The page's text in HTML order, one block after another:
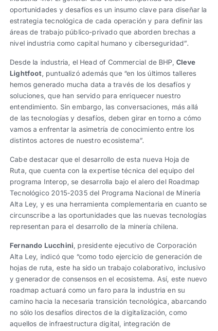
oportunidades y desafíos es un insumo clave para diseñar la
estrategia tecnológica de cada operación y para definir las
áreas de trabajo público-privado que aborden brechas a
nivel industria como capital humano y ciberseguridad”.
Desde la industria, el Head of Commercial de BHP, Cleve
Lightfoot, puntualizó además que “en los últimos talleres
hemos generado mucha data a través de los desafíos y
soluciones, que han servido para enriquecer nuestro
entendimiento. Sin embargo, las conversaciones, más allá
de las tecnologías y desafíos, deben girar en torno a cómo
vamos a enfrentar la asimetría de conocimiento entre los
distintos actores de nuestro ecosistema”.
Cabe destacar que el desarrollo de esta nueva Hoja de
Ruta, que cuenta con la expertise técnica del equipo del
programa Interop, se desarrolla bajo el alero del Roadmap
Tecnológico 2015-2035 del Programa Nacional de Minería
Alta Ley, y es una herramienta complementaria en cuanto se
circunscribe a las oportunidades que las nuevas tecnologías
representan para el desarrollo de la minería chilena.
Fernando Lucchini, presidente ejecutivo de Corporación
Alta Ley, indicó que “como todo ejercicio de generación de
hojas de ruta, este ha sido un trabajo colaborativo, inclusivo
y generador de consensos en el ecosistema. Así, este nuevo
roadmap actuará como un faro para la industria en su
camino hacia la necesaria transición tecnológica, abarcando
no sólo los desafíos directos de la digitalización, como
aquellos de infraestructura digital, integración de